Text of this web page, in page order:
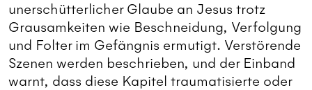
unerschütterlicher Glaube an Jesus trotz
Grausamkeiten wie Beschneidung, Verfolgung
und Folter im Gefängnis ermutigt. Verstörende
Szenen werden beschrieben, und der Einband
warnt, dass diese Kapitel traumatisierte oder